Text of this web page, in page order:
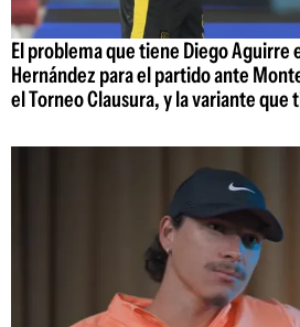
El problema que tiene Diego Aguirre
Hernández para el partido ante
el Torneo Clausura, y la variante que